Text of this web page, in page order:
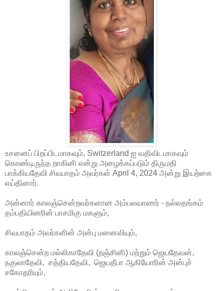
உசனைப் பிறப்பிடமாகவும், Switzerland ஐ வதிவிடமாகவும்
கொண்டிருந்த றாகினி என்று அழைக்கப்படும் திருமதி
பாக்கியதேவி சிவபாதம் அவர்கள் April 4, 2024 அன்று இயற்கை
எய்தினார்.
அன்னார் காலஞ்சென்றவர்களான அம்பலவாணர் - நல்லதங்கம்
தம்பதியினரின் பாசமிகு மகளும்,
சிவபாதம் அவர்களின் அன்பு மனைவியும்,
காலஞ்சென்ற மல்லிகாதேவி (றஞ்சினி) மற்றும் ஜெயதேவன்,
நகுலாதேவி, சத்தியதேவி, ஜெயதீபா ஆகியோரின் அன்புச்
சகோதரியும்,